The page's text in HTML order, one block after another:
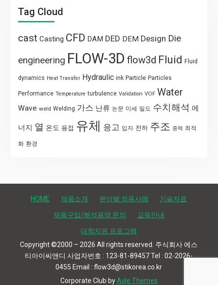
Tag Cloud
cast Casting CFD DAM DED DEM Design Die
engineering FLOW-3D flow3d Fluid Fluid
dynamics Heat Transfer Hydraulic ink Particle Particles
Performance Temperature turbulence Validation VOF Water
Wave weld Welding 가스 난류 논문 미세 밀도 수치해석 에
너지 열 온도 용접 유체 응고 입자 전하 주조 중력 최적
화 환경
HOME 제품소개 분야별 적용사례 기술자료
제품구입/해석용역 문의 교육안내
대학지원 프로그램
Copyright ©2000 – 2026 All rights reserved. 주식회사 에스
티아이씨앤디 사업자번호 : 123-81-89457 Tel : 02-2026-
0455 Email : flow3d@stikorea.co.kr
Corporate Club byAxle Themes